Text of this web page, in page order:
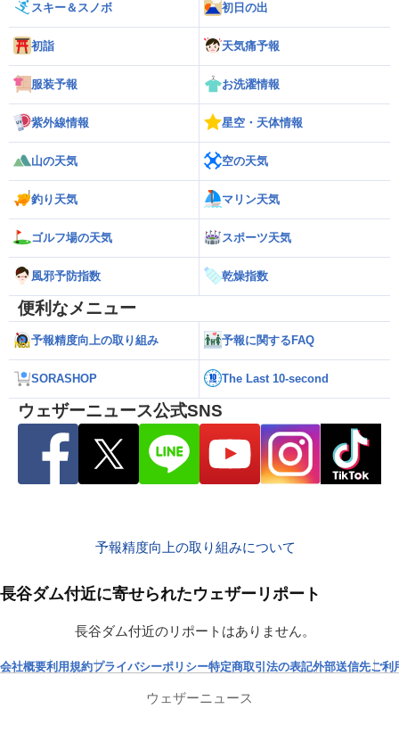
スキー＆スノボ 初日の出
初詣 天気痛予報
服装予報 お洗濯情報
紫外線情報 星空・天体情報
山の天気 空の天気
釣り天気 マリン天気
ゴルフ場の天気 スポーツ天気
風邪予防指数 乾燥指数
便利なメニュー
予報精度向上の取り組み 予報に関するFAQ
SORASHOP The Last 10-second
ウェザーニュース公式SNS
予報精度向上の取り組みについて
長谷ダム付近に寄せられたウェザーリポート
長谷ダム付近のリポートはありません。
会社概要利用規約プライバシーポリシー特定商取引法の表記外部送信先ご利
ウェザーニュース